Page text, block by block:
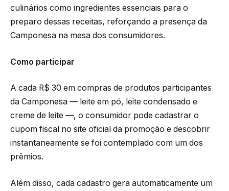
culinários como ingredientes essenciais para o
preparo dessas receitas, reforçando a presença da
Camponesa na mesa dos consumidores.
Como participar
A cada R$ 30 em compras de produtos participantes
da Camponesa — leite em pó, leite condensado e
creme de leite —, o consumidor pode cadastrar o
cupom fiscal no site oficial da promoção e descobrir
instantaneamente se foi contemplado com um dos
prêmios.
Além disso, cada cadastro gera automaticamente um